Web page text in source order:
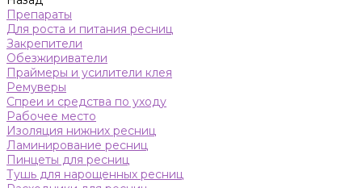
Препараты
Для роста и питания ресниц
Закрепители
Обезжириватели
Праймеры и усилители клея
Ремуверы
Спреи и средства по уходу
Рабочее место
Изоляция нижних ресниц
Ламинирование ресниц
Пинцеты для ресниц
Тушь для нарощенных ресниц